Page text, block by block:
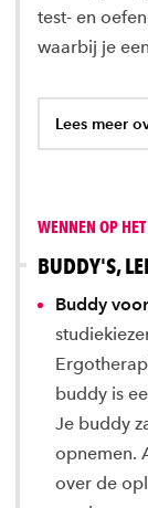
test- en
waarbij je
Lees meer
WENNEN OP
BUDDY'S,
Buddy
buddy is
Je buddy
opnemen.
over de